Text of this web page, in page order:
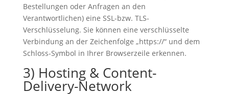
Bestellungen oder Anfragen an den
Verantwortlichen) eine SSL-bzw. TLS-
Verschlüsselung. Sie können eine verschlüsselte
Verbindung an der Zeichenfolge „https://“ und dem
Schloss-Symbol in Ihrer Browserzeile erkennen.
3) Hosting & Content-
Delivery-Network